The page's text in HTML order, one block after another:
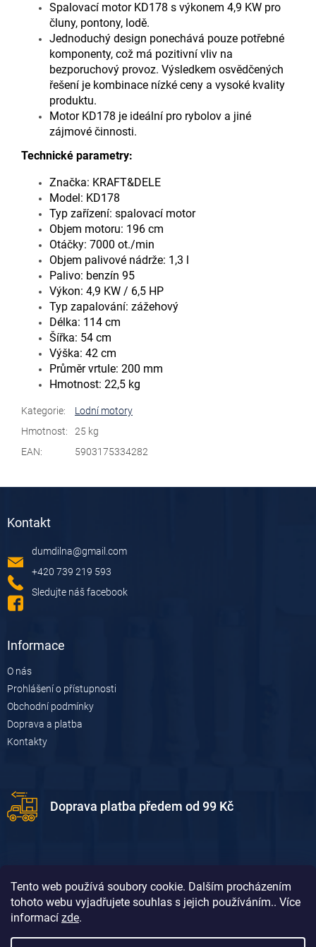
Tento web používá soubory cookie. Dalším procházením
tohoto webu vyjadřujete souhlas s jejich používáním.. Více
informací zde.
Spalovací motor KD178 s výkonem 4,9 KW pro
čluny, pontony, lodě.
Jednoduchý design ponechává pouze potřebné
komponenty, což má pozitivní vliv na
bezporuchový provoz. Výsledkem osvědčených
řešení je kombinace nízké ceny a vysoké kvality
produktu.
Motor KD178 je ideální pro rybolov a jiné
zájmové činnosti.
Technické parametry:
Značka: KRAFT&DELE
Model: KD178
Typ zařízení: spalovací motor
Objem motoru: 196 cm
Otáčky: 7000 ot./min
Objem palivové nádrže: 1,3 l
Palivo: benzín 95
Výkon: 4,9 KW / 6,5 HP
Typ zapalování: zážehový
Délka: 114 cm
Šířka: 54 cm
Výška: 42 cm
Průměr vrtule: 200 mm
Hmotnost: 22,5 kg
Kategorie:
Lodní motory
Hmotnost:
25 kg
EAN: 5903175334282
Kontakt
dumdilna@gmail.com
+420 739 219 593
Sledujte náš facebook
Informace
O nás
Prohlášení o přístupnosti
Obchodní podmínky
Doprava a platba
Kontakty
Doprava platba předem od 99 Kč
Doprava platba dobírkou od 119 Kč